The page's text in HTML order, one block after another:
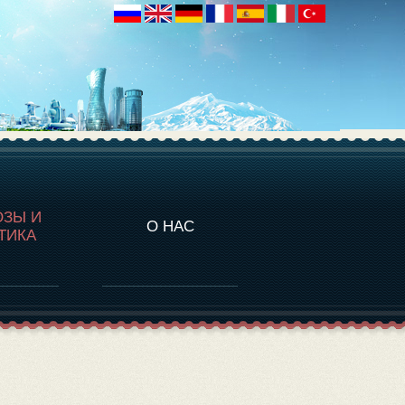
И
О НАС